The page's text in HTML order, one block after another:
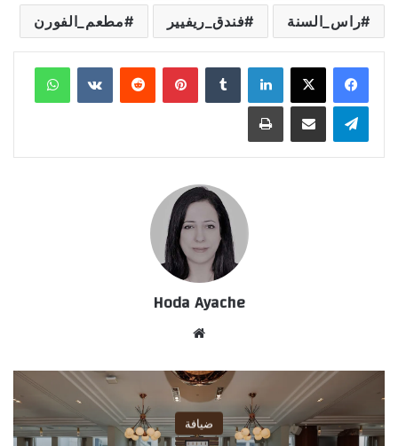
راس_السنة فندق_ريفيير مطعم_الفورن
لينكدإن بينتيريست
Hoda Ayache
الوي
ب
ضيافة